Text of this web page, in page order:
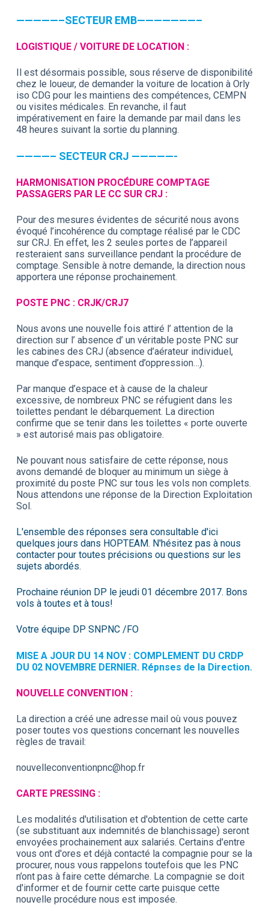
—————–SECTEUR EMB———————–
LOGISTIQUE / VOITURE DE LOCATION :
Il est désormais possible, sous réserve de disponibilité
chez le loueur, de demander la voiture de location à Orly
iso CDG pour les maintiens des compétences, CEMPN
ou visites médicales. En revanche, il faut
impérativement en faire la demande par mail dans les
48 heures suivant la sortie du planning.
————– SECTEUR CRJ —————-
HARMONISATION PROCÉDURE COMPTAGE
PASSAGERS PAR LE CC SUR CRJ :
Pour des mesures évidentes de sécurité nous avons
évoqué l’incohérence du comptage réalisé par le CDC
sur CRJ. En effet, les 2 seules portes de l’appareil
resteraient sans surveillance pendant la procédure de
comptage. Sensible à notre demande, la direction nous
apportera une réponse prochainement.
POSTE PNC : CRJK/CRJ7
Nous avons une nouvelle fois attiré l’ attention de la
direction sur l’ absence d’ un véritable poste PNC sur
les cabines des CRJ (absence d’aérateur individuel,
manque d’espace, sentiment d’oppression…).
Par manque d’espace et à cause de la chaleur
excessive, de nombreux PNC se réfugient dans les
toilettes pendant le débarquement. La direction
confirme que se tenir dans les toilettes « porte ouverte
» est autorisé mais pas obligatoire.
Ne pouvant nous satisfaire de cette réponse, nous
avons demandé de bloquer au minimum un siège à
proximité du poste PNC sur tous les vols non complets.
Nous attendons une réponse de la Direction Exploitation
Sol.
L'ensemble des réponses sera consultable d'ici
quelques jours dans HOPTEAM. N'hésitez pas à nous
contacter pour toutes précisions ou questions sur les
sujets abordés.
Prochaine réunion DP le jeudi 01 décembre 2017. Bons
vols à toutes et à tous!
Votre équipe DP SNPNC /FO
MISE A JOUR DU 14 NOV : COMPLEMENT DU CRDP
DU 02 NOVEMBRE DERNIER. Répnses de la Direction.
NOUVELLE CONVENTION :
La direction a créé une adresse mail où vous pouvez
poser toutes vos questions concernant les nouvelles
règles de travail:
nouvelleconventionpnc@hop.fr
CARTE PRESSING :
Les modalités d'utilisation et d'obtention de cette carte
(se substituant aux indemnités de blanchissage) seront
envoyées prochainement aux salariés. Certains d'entre
vous ont d'ores et déjà contacté la compagnie pour se la
procurer, nous vous rappelons toutefois que les PNC
n’ont pas à faire cette démarche. La compagnie se doit
d'informer et de fournir cette carte puisque cette
nouvelle procédure nous est imposée.